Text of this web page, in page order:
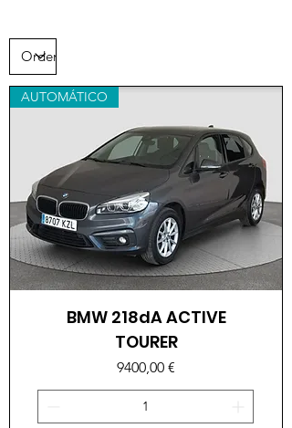
AUTOMÁTICO
BMW 218dA ACTIVE
TOURER
Precio
9400,00 €